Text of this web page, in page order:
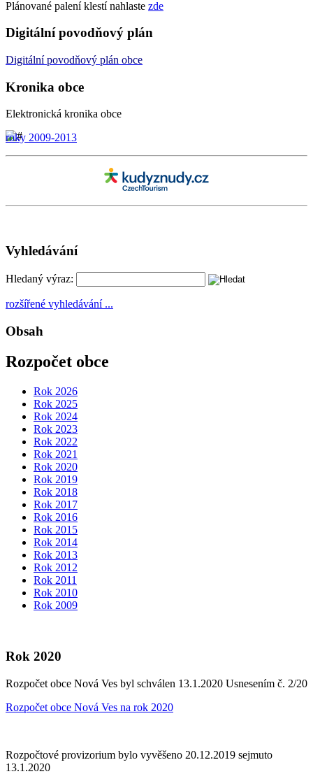
Plánované palení klestí nahlaste zde
Digitální povodňový plán
Digitálnípovodňový plán obce
Kronika obce
Elektronická kronika obce
roky 2009-2013
Vyhledávání
Hledaný výraz:
rozšířené vyhledávání ...
Obsah
Rozpočet obce
Rok 2026
Rok 2025
Rok 2024
Rok 2023
Rok 2022
Rok 2021
Rok 2020
Rok 2019
Rok 2018
Rok 2017
Rok 2016
Rok 2015
Rok 2014
Rok 2013
Rok 2012
Rok 2011
Rok 2010
Rok 2009
Rok 2020
Rozpočet obce Nová Ves byl schválen 13.1.2020 Usnesením č. 2/20
Rozpočet obce Nová Ves na rok 2020
Rozpočtové provizorium bylo vyvěšeno 20.12.2019 sejmuto
13.1.2020